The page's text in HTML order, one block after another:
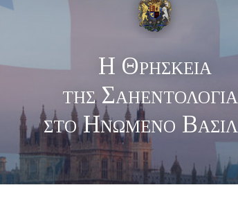
Η Θρησκεία
της
στο Ηνωμένο